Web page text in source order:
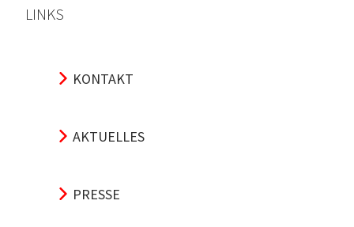
LINKS
KONTAKT
AKTUELLES
PRESSE